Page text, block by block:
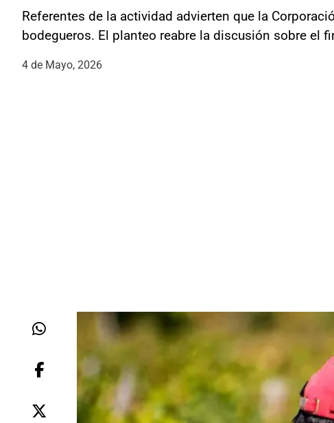
Referentes de la actividad advierten que la
bodegueros. El planteo reabre la discusión sobre el
4 de Mayo, 2026